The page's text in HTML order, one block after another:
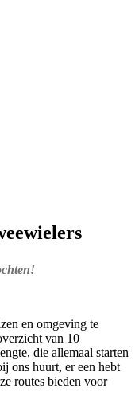
en omgeving te
van 10
die allemaal starten
ons huurt, er een hebt
routes bieden voor